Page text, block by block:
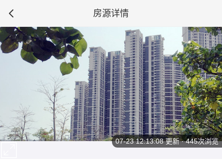
房源详情
07-23 12:13:08更新 · 445次浏览